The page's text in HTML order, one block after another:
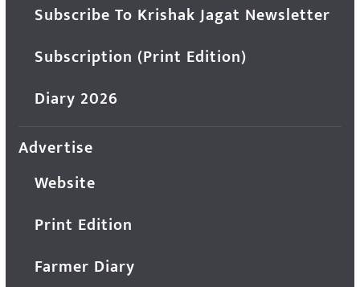
Subscribe To Krishak Jagat Newsletter
Subscription (Print Edition)
Diary 2026
Advertise
Website
Print Edition
Farmer Diary